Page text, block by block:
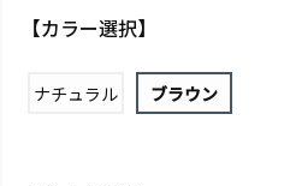
【カラー選択】
ナチュラル ブラウン